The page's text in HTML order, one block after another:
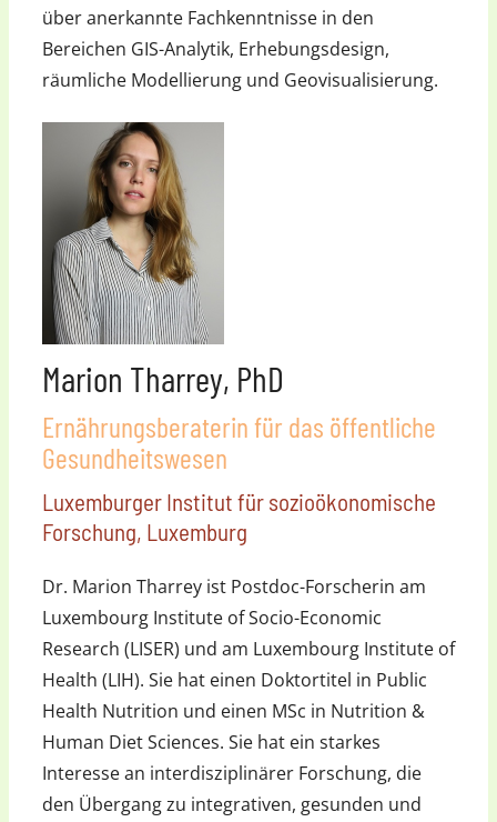
über anerkannte Fachkenntnisse in den
Bereichen GIS-Analytik, Erhebungsdesign,
räumliche Modellierung und Geovisualisierung.
Marion Tharrey, PhD
Ernährungsberaterin für das öffentliche
Gesundheitswesen
Luxemburger Institut für sozioökonomische
Forschung, Luxemburg
Dr. Marion Tharrey ist Postdoc-Forscherin am
Luxembourg Institute of Socio-Economic
Research (LISER) und am Luxembourg Institute of
Health (LIH). Sie hat einen Doktortitel in Public
Health Nutrition und einen MSc in Nutrition &
Human Diet Sciences. Sie hat ein starkes
Interesse an interdisziplinärer Forschung, die
den Übergang zu integrativen, gesunden und